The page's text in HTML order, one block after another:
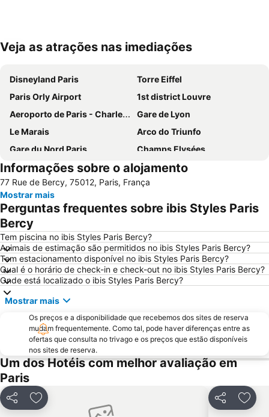
Ampliar mapa
Veja as atrações nas imediações
Disneyland Paris
Torre Eiffel
Paris Orly Airport
1st district Louvre
Aeroporto de Paris - Charles de Gaulle
Gare de Lyon
Le Marais
Arco do Triunfo
Gare du Nord Paris
Champs Elysées
58 tour eiffel
Quartier Latin
8th district Élysée
9th district Opéra
Museu do Louvre
6th district Luxembourg
Paris Expo Porte de Versailles
Montparnasse
Stade de France
7th district Palais Bourbon
15th district Vaugirard
Disney Village
3rd district Temple
Bercy
14th district Observatoire
4th district Hôtel-de-Ville
18th district la Butte-Montmartre
11th district Popincourt
Notre-Dame Cathedral
Centre commercial International Val d'Europe
2nd district la Bourse
Palais des Congrès de Paris
Palais Garnier Opera National de Paris
Les Halles
Nation Metro Station
Galerias Lafayette Paris Haussmann
Jardim de Luxemburgo
Informações sobre o alojamento
77 Rue de Bercy, 75012, Paris, França
Mostrar mais
Perguntas frequentes sobre ibis Styles Paris
Bercy
Tem piscina no ibis Styles Paris Bercy?
Animais de estimação são permitidos no ibis Styles Paris Bercy?
Tem estacionamento disponível no ibis Styles Paris Bercy?
Qual é o horário de check-in e check-out no ibis Styles Paris Bercy?
Onde está localizado o ibis Styles Paris Bercy?
Mostrar mais
Os preços e a disponibilidade que recebemos dos sites de reserva
mudam frequentemente. Como tal, pode haver diferenças entre as
ofertas que consulta no trivago e os preços que estão disponíveis
nos sites de reserva.
Um dos Hotéis com melhor avaliação em
Paris
PartilharAdicionar aos favoritos Partilhar